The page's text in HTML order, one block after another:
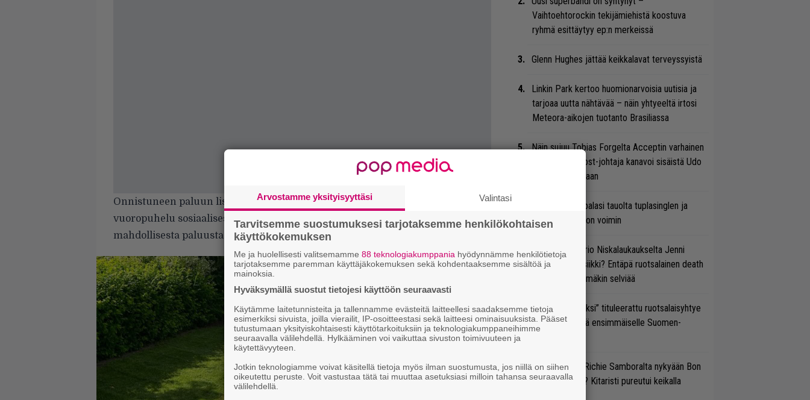
Onnistuneen paluun lisäksi Brockin ja Johnny Marrin positiivissävyinen
vuoropuhelu sosiaalisessa mediassa antaa osviittaa kitarasankarin
mahdollisesta paluusta Modest Mousen riveihin.
Vaihtoehtorockin tekijämiehistä koostuva
ryhmä esittäytyy ep:n merkeissä
Glenn Hughes jättää keikkalavat terveyssyistä
Linkin Park kertoo huomionarvoisia uutisia ja
tarjoaa uutta nähtävää – näin yhtyeeltä irtosi
Meteora-aikojen tuotanto Brasiliassa
Näin sujuu Tobias Forgelta Acceptin varhainen
tuotanto – Ghost-johtaja kanavoi sisäistä Udo
Dirkschneideriaan
Blind Channel palasi tauolta tuplasinglen ja
näyttävän videon voimin
Miten taipuu Trio Niskalaukaukselta Jenni
Vartiaisen musiikki? Entäpä ruotsalainen death
metal? Pian tämäkin selviää
”Uudeksi Kentiksi” tituleerattu ruotsalaisyhtye
saapuu syksyllä ensimmäiselle Suomen-
Miten sujuvat Richie Samboralta nykyään Bon
Jovi -hommat? Kitaristi pureutui keikalla
Arvostamme yksityisyyttäsi Valintasi
Tarvitsemme suostumuksesi tarjotaksemme henkilökohtaisen
käyttökokemuksen
Me ja huolellisesti valitsemamme 88 teknologiakumppania hyödynnämme henkilötietoja
tarjotaksemme paremman käyttäjäkokemuksen sekä kohdentaaksemme sisältöä ja
mainoksia.
Hyväksymällä suostut tietojesi käyttöön seuraavasti
Käytämme laitetunnisteita ja tallennamme evästeitä laitteellesi saadaksemme tietoja
esimerkiksi sivuista, joilla vierailit, IP-osoitteestasi sekä laitteesi ominaisuuksista. Pääset
tutustumaan yksityiskohtaisesti käyttötarkoituksiin ja teknologiakumppaneihimme
seuraavalla välilehdellä. Hylkääminen voi vaikuttaa sivuston toimivuuteen ja
käytettävyyteen.
Jotkin teknologiamme voivat käsitellä tietoja myös ilman suostumusta, jos niillä on siihen
oikeutettu peruste. Voit vastustaa tätä tai muuttaa asetuksiasi milloin tahansa seuraavalla
välilehdellä.